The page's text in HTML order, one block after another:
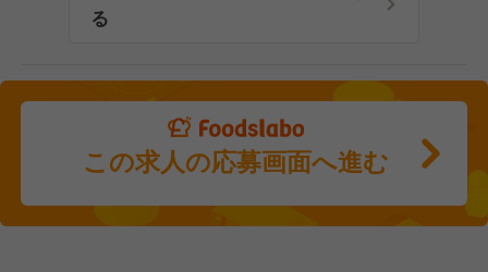
る
この求人の応募画面へ進む